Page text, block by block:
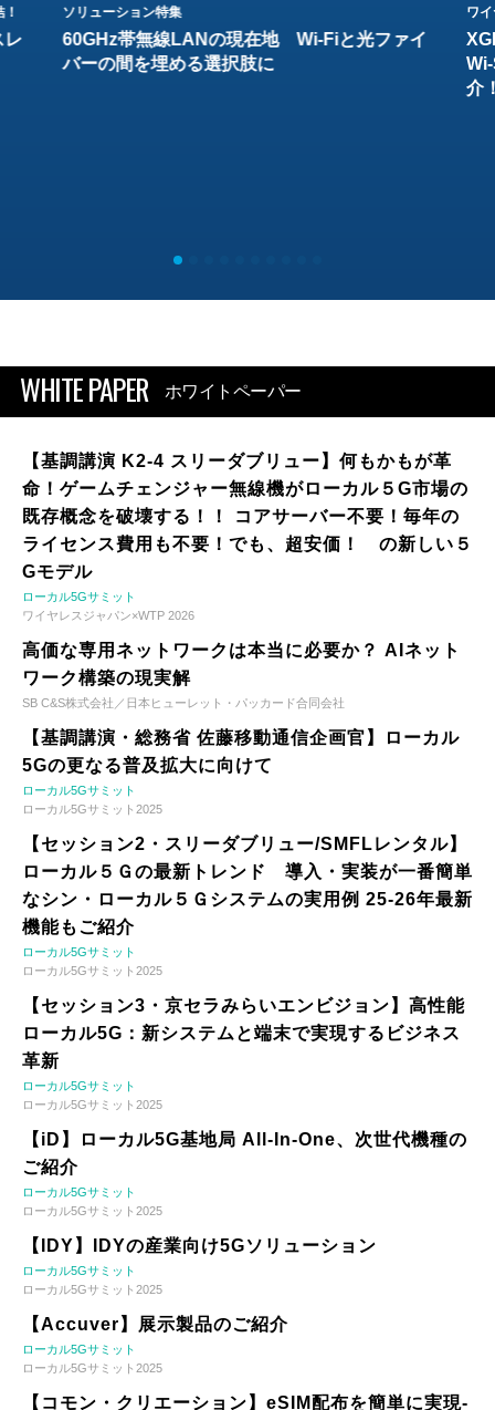
レ
ソリューション特集
60GHz帯無線LANの現在地 Wi-Fiと光ファイ
バーの間を埋める選択肢に
ワ
介
WHITE PAPER ホワイトペーパー
【基調講演 K2-4 スリーダブリュー】何もかもが革
命！ゲームチェンジャー無線機がローカル５G市場の
既存概念を破壊する！！ コアサーバー不要！毎年の
ライセンス費用も不要！でも、超安価！ の新しい５
Gモデル
ローカル5Gサミット
ワイヤレスジャパン×WTP 2026
高価な専用ネットワークは本当に必要か？ AIネット
ワーク構築の現実解
SB C&S株式会社／日本ヒューレット・パッカード合同会社
【基調講演・総務省 佐藤移動通信企画官】ローカル
5Gの更なる普及拡大に向けて
ローカル5Gサミット
ローカル5Gサミット2025
【セッション2・スリーダブリュー/SMFLレンタル】
ローカル５Ｇの最新トレンド 導入・実装が一番簡単
なシン・ローカル５Ｇシステムの実用例 25-26年最新
機能もご紹介
ローカル5Gサミット
ローカル5Gサミット2025
【セッション3・京セラみらいエンビジョン】高性能
ローカル5G：新システムと端末で実現するビジネス
革新
ローカル5Gサミット
ローカル5Gサミット2025
【iD】ローカル5G基地局 All-In-One、次世代機種の
ご紹介
ローカル5Gサミット
ローカル5Gサミット2025
【IDY】IDYの産業向け5Gソリューション
ローカル5Gサミット
ローカル5Gサミット2025
【Accuver】展示製品のご紹介
ローカル5Gサミット
ローカル5Gサミット2025
【コモン・クリエーション】eSIM配布を簡単に実現-